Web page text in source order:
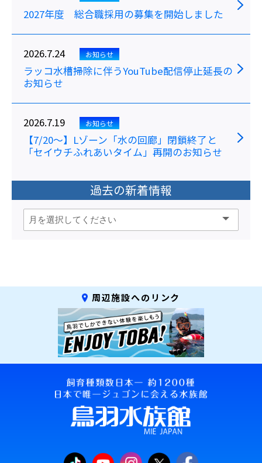
2027年度 総合職採用の募集を開始しました
2026.7.24 お知らせ
ラッコ水槽掃除に伴うYouTube配信停止延長の
お知らせ
2026.7.19 お知らせ
【7/20～】Lゾーン「水の回廊」閉鎖終了と
「セイウチふれあいタイム」再開のお知らせ
過去の新着情報
周辺施設へのリンク